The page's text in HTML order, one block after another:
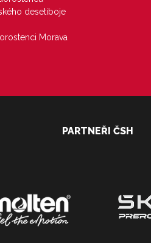
desetiboje
Morava
PARTNEŘI ČSH